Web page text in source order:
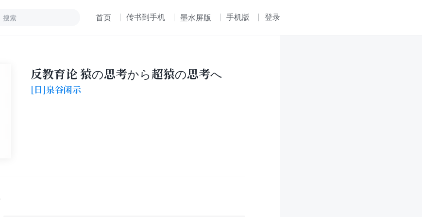
首页 传书到手机 墨水屏版 手机版 登录
反教育论 猿の思考から超猿の思考へ
[日]泉谷闲示